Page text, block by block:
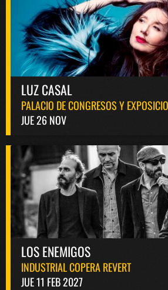
LUZ CASAL
PALACIO DE CONGRESOS Y
JUE 26 NOV
LOS ENEMIGOS
INDUSTRIAL COPERA REVERT
JUE 11 FEB 2027